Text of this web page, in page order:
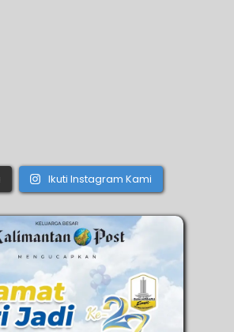
Ikuti Instagram Kami